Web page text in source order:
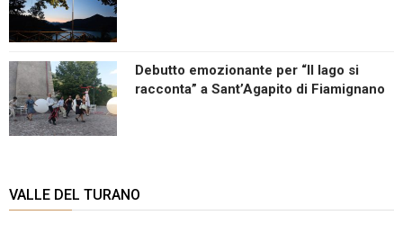
Debutto emozionante per “Il lago si
racconta” a Sant’Agapito di Fiamignano
VALLE DEL TURANO